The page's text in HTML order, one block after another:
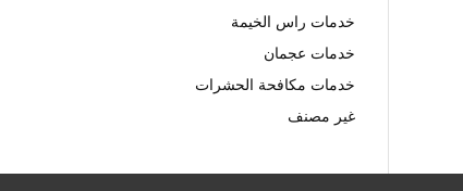
خدمات راس الخيمة
خدمات عجمان
خدمات مكافحة الحشرات
غير مصنف